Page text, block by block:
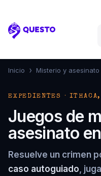
Questo
Inicio › Misterio y asesinato
EXPEDIENTES · ITHACA,
Juegos de
asesinato
Resuelve un crimen
caso autoguiado,